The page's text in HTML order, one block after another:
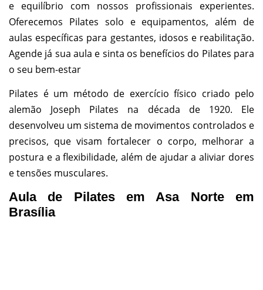
e equilíbrio com nossos profissionais experientes.
Oferecemos Pilates solo e equipamentos, além de
aulas específicas para gestantes, idosos e reabilitação.
Agende já sua aula e sinta os benefícios do Pilates para
o seu bem-estar
Pilates é um método de exercício físico criado pelo
alemão Joseph Pilates na década de 1920. Ele
desenvolveu um sistema de movimentos controlados e
precisos, que visam fortalecer o corpo, melhorar a
postura e a flexibilidade, além de ajudar a aliviar dores
e tensões musculares.
Aula de Pilates em Asa Norte em
Brasília